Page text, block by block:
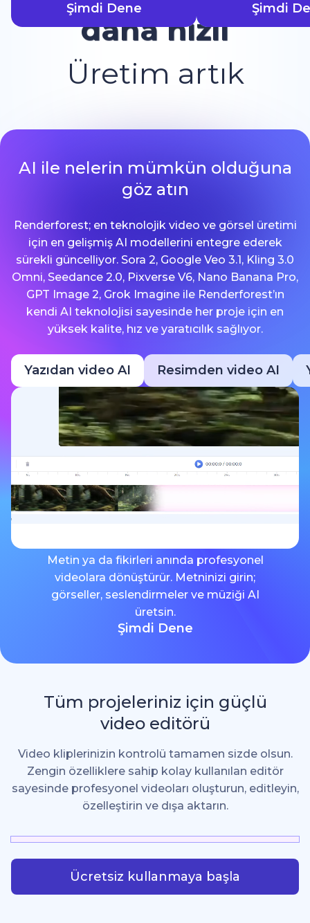
Şimdi Dene Şimdi
Üretim artık
daha hızlı
AI ile nelerin mümkün olduğuna
göz atın
Renderforest; en teknolojik video ve görsel üretimi
için en gelişmiş AI modellerini entegre ederek
sürekli güncelliyor. Sora 2, Google Veo 3.1, Kling 3.0
Omni, Seedance 2.0, Pixverse V6, Nano Banana Pro,
GPT Image 2, Grok Imagine ile Renderforest’ın
kendi AI teknolojisi sayesinde her proje için en
yüksek kalite, hız ve yaratıcılık sağlıyor.
Yazıdan video AI Resimden video AI
Metin ya da fikirleri anında profesyonel
videolara dönüştürür. Metninizi girin;
görseller, seslendirmeler ve müziği AI
üretsin.
Şimdi Dene
Tüm projeleriniz için güçlü
video editörü
Video kliplerinizin kontrolü tamamen sizde olsun.
Zengin özelliklere sahip kolay kullanılan editör
sayesinde profesyonel videoları oluşturun, editleyin,
özelleştirin ve dışa aktarın.
Ücretsiz kullanmaya başla